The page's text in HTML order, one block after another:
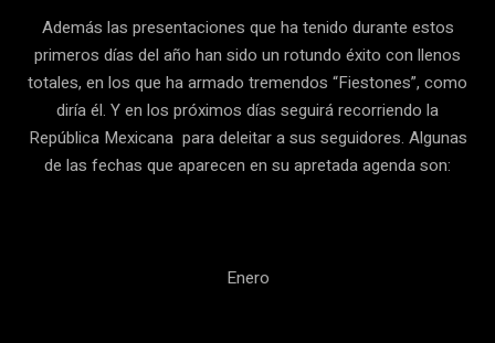
Además las presentaciones que ha tenido durante estos
primeros días del año han sido un rotundo éxito con llenos
totales, en los que ha armado tremendos “Fiestones”, como
diría él. Y en los próximos días seguirá recorriendo la
República Mexicana para deleitar a sus seguidores. Algunas
de las fechas que aparecen en su apretada agenda son:
Enero